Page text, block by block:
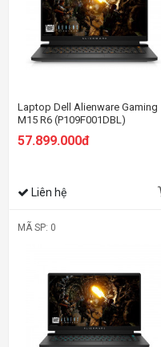
Laptop Dell Alienware Gaming
M15 R6 (P109F001DBL)
(i711800H/32GB RAM/1TB
SSD/RTX3060 6G/15.6 inch
57.899.000đ
Liên hệ
MÃ SP: 0